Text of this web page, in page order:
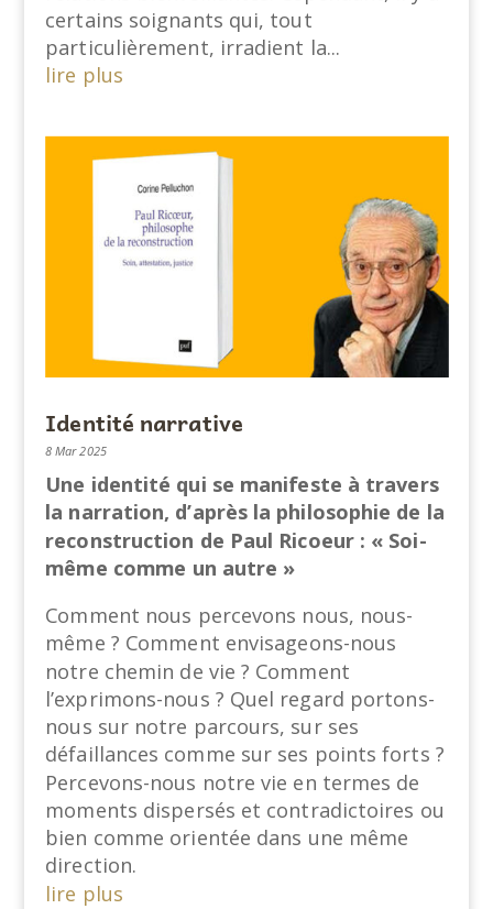
certains soignants qui, tout
particulièrement, irradient la...
lire plus
Identité narrative
8 Mar 2025
Une identité qui se manifeste à travers
la narration, d’après la philosophie de la
reconstruction de Paul Ricoeur : « Soi-
même comme un autre »
Comment nous percevons nous, nous-
même ? Comment envisageons-nous
notre chemin de vie ? Comment
l’exprimons-nous ? Quel regard portons-
nous sur notre parcours, sur ses
défaillances comme sur ses points forts ?
Percevons-nous notre vie en termes de
moments dispersés et contradictoires ou
bien comme orientée dans une même
direction.
lire plus